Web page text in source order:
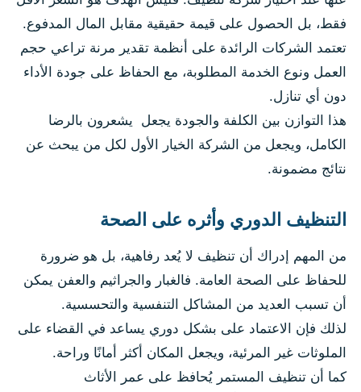
فقط، بل الحصول على قيمة حقيقية مقابل المال المدفوع.
تعتمد الشركات الرائدة على أنظمة تقدير مرنة تراعي حجم
العمل ونوع الخدمة المطلوبة، مع الحفاظ على جودة الأداء
دون أي تنازل.
هذا التوازن بين الكلفة والجودة يجعل يشعرون بالرضا
الكامل، ويجعل من الشركة الخيار الأول لكل من يبحث عن
نتائج مضمونة.
التنظيف الدوري وأثره على الصحة
من المهم إدراك أن تنظيف لا يُعد رفاهية، بل هو ضرورة
للحفاظ على الصحة العامة. فالغبار والجراثيم والعفن يمكن
أن تسبب العديد من المشاكل التنفسية والتحسسية.
لذلك فإن الاعتماد على بشكل دوري يساعد في القضاء على
الملوثات غير المرئية، ويجعل المكان أكثر أمانًا وراحة.
كما أن تنظيف المستمر يُحافظ على عمر الأثاث